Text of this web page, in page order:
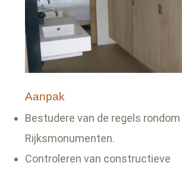
Aanpak
Bestudere van de regels rondom
Rijksmonumenten.
Controleren van constructieve